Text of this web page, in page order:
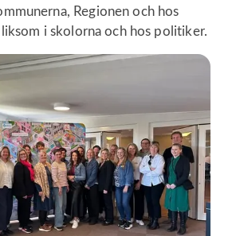
Regionen och hos
i skolorna och hos politiker.